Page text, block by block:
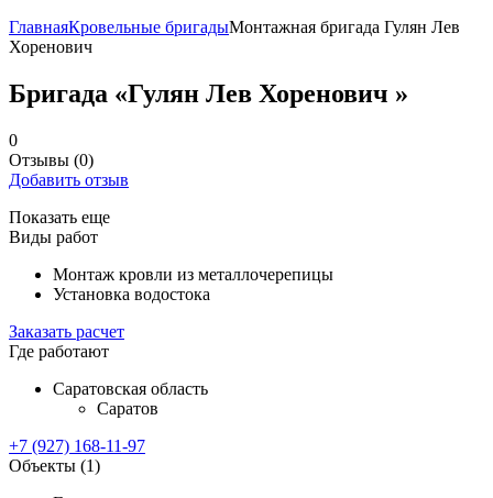
ГлавнаяКровельные бригадыМонтажная бригада Гулян Лев
Хоренович
Бригада «Гулян Лев Хоренович »
0
Отзывы (0)
Добавить отзыв
Показать еще
Виды работ
Монтаж кровли из металлочерепицы
Установка водостока
Заказать расчет
Где работают
Саратовская область
Саратов
+7 (927) 168-11-97
Объекты (1)